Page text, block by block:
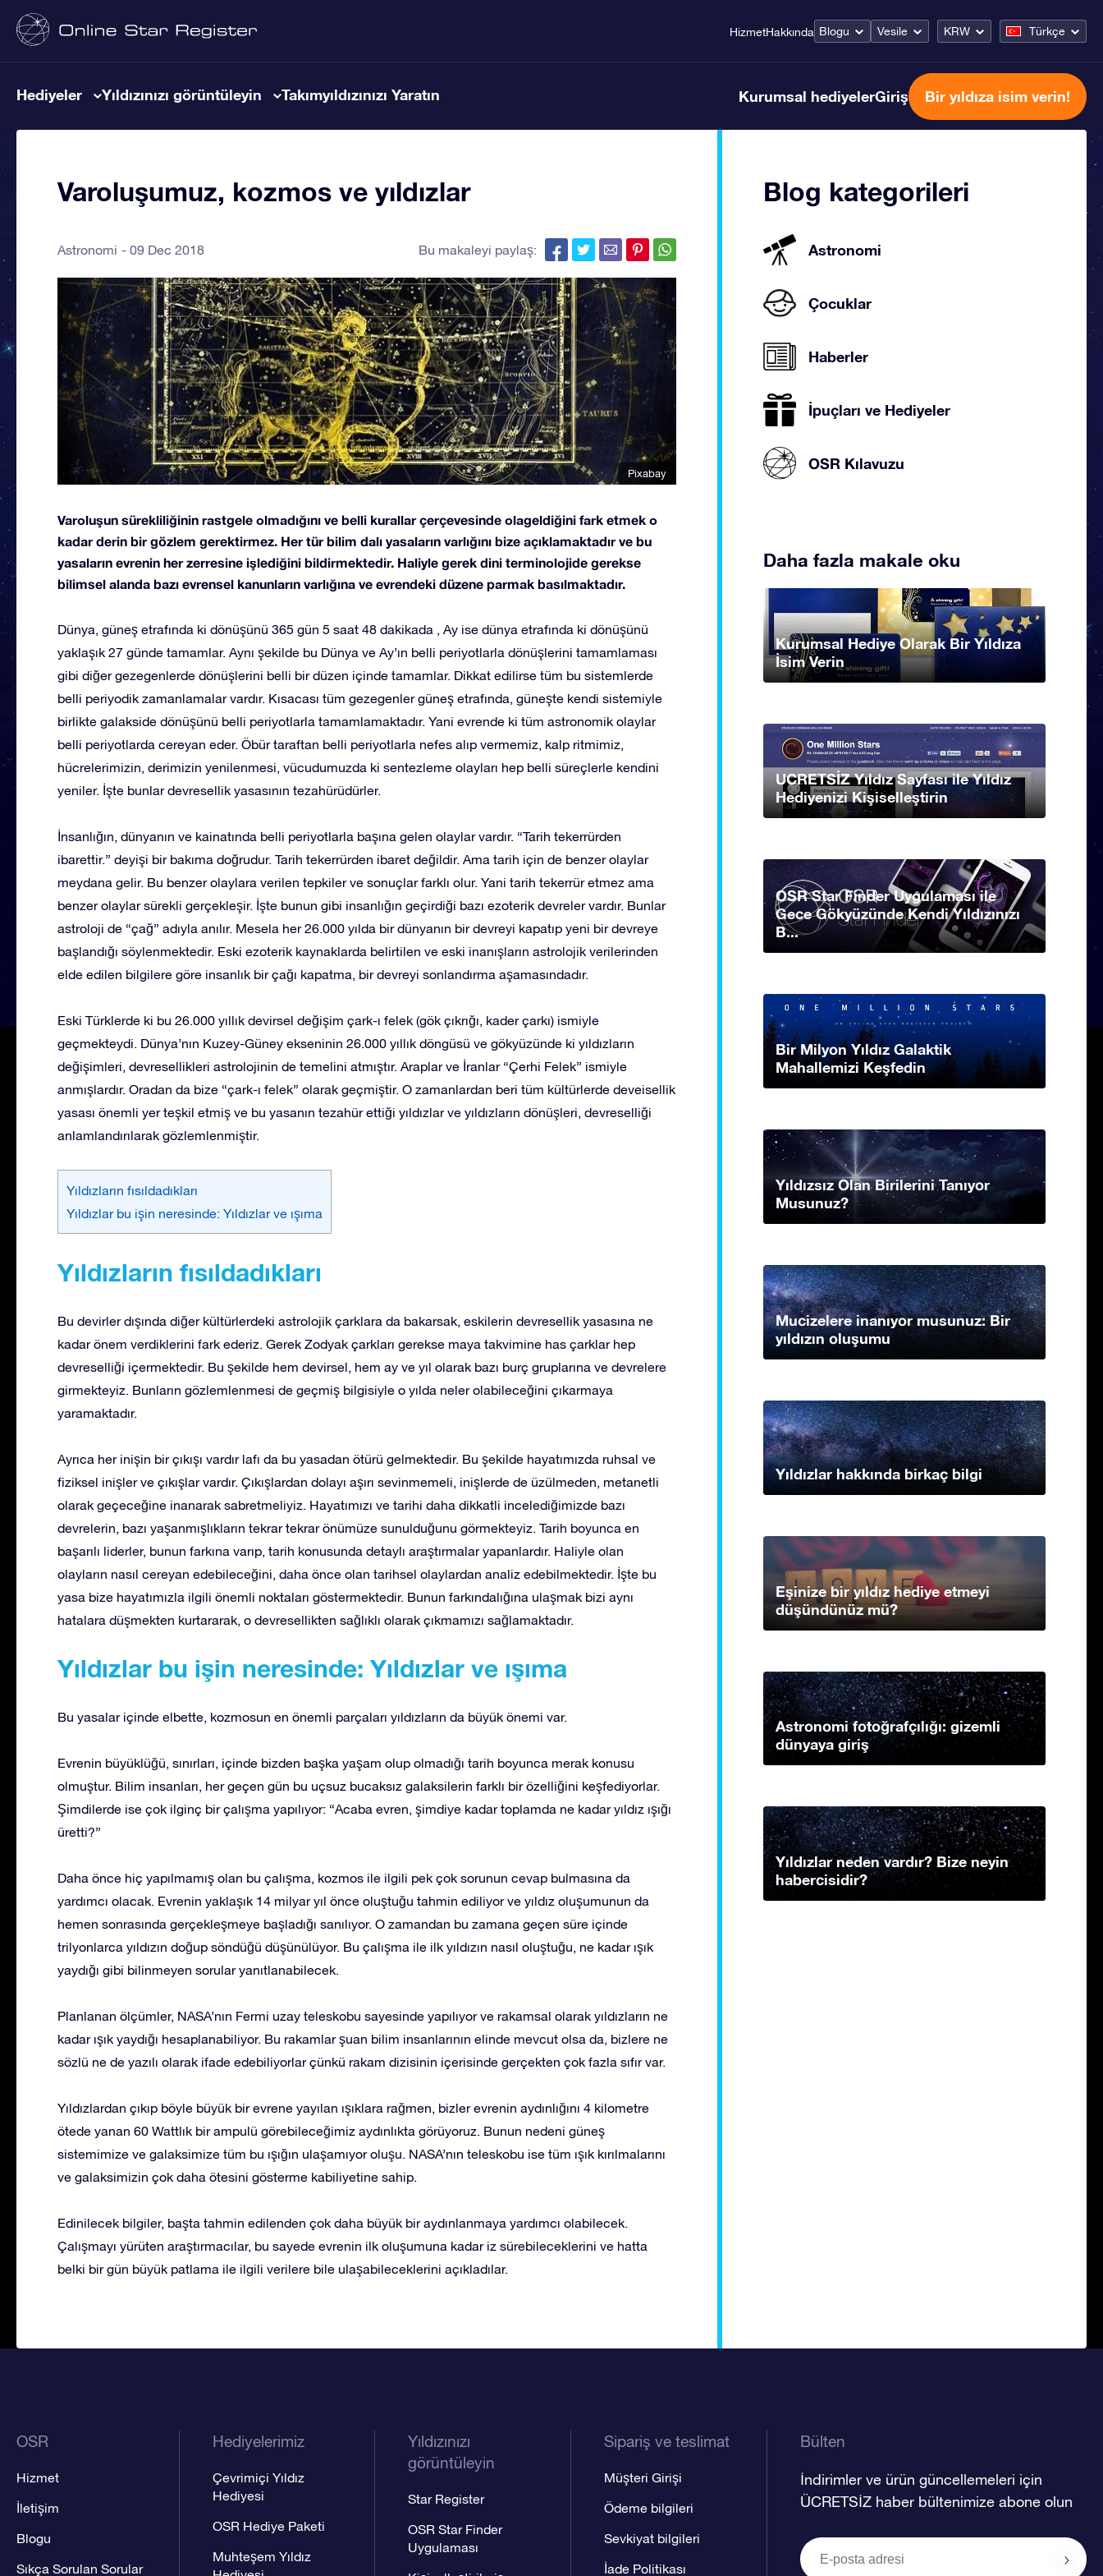
HizmetHakkında Blogu Vesile KRW Türkçe
Hediyeler Yıldızınızı görüntüleyin Takımyıldızınızı Yaratın Kurumsal hediyelerGiriş Bir yıldıza isim verin!
Varoluşumuz, kozmos ve yıldızlar
Astronomi 09 Dec 2018 Bu makaleyi paylaş:
Pixabay
Varoluşun sürekliliğinin rastgele olmadığını ve belli kurallar çerçevesinde olageldiğini fark etmek o
kadar derin bir gözlem gerektirmez. Her tür bilim dalı yasaların varlığını bize açıklamaktadır ve bu
yasaların evrenin her zerresine işlediğini bildirmektedir. Haliyle gerek dini terminolojide gerekse
bilimsel alanda bazı evrensel kanunların varlığına ve evrendeki düzene parmak basılmaktadır.
Dünya, güneş etrafında ki dönüşünü 365 gün 5 saat 48 dakikada , Ay ise dünya etrafında ki dönüşünü
yaklaşık 27 günde tamamlar. Aynı şekilde bu Dünya ve Ay’ın belli periyotlarla dönüşlerini tamamlaması
gibi diğer gezegenlerde dönüşlerini belli bir düzen içinde tamamlar. Dikkat edilirse tüm bu sistemlerde
belli periyodik zamanlamalar vardır. Kısacası tüm gezegenler güneş etrafında, güneşte kendi sistemiyle
birlikte galakside dönüşünü belli periyotlarla tamamlamaktadır. Yani evrende ki tüm astronomik olaylar
belli periyotlarda cereyan eder. Öbür taraftan belli periyotlarla nefes alıp vermemiz, kalp ritmimiz,
hücrelerimizin, derimizin yenilenmesi, vücudumuzda ki sentezleme olayları hep belli süreçlerle kendini
yeniler. İşte bunlar devresellik yasasının tezahürüdürler.
İnsanlığın, dünyanın ve kainatında belli periyotlarla başına gelen olaylar vardır. “Tarih tekerrürden
ibarettir.” deyişi bir bakıma doğrudur. Tarih tekerrürden ibaret değildir. Ama tarih için de benzer olaylar
meydana gelir. Bu benzer olaylara verilen tepkiler ve sonuçlar farklı olur. Yani tarih tekerrür etmez ama
benzer olaylar sürekli gerçekleşir. İşte bunun gibi insanlığın geçirdiği bazı ezoterik devreler vardır. Bunlar
astroloji de “çağ” adıyla anılır. Mesela her 26.000 yılda bir dünyanın bir devreyi kapatıp yeni bir devreye
başlandığı söylenmektedir. Eski ezoterik kaynaklarda belirtilen ve eski inanışların astrolojik verilerinden
elde edilen bilgilere göre insanlık bir çağı kapatma, bir devreyi sonlandırma aşamasındadır.
Eski Türklerde ki bu 26.000 yıllık devirsel değişim çark-ı felek (gök çıkrığı, kader çarkı) ismiyle
geçmekteydi. Dünya’nın Kuzey-Güney ekseninin 26.000 yıllık döngüsü ve gökyüzünde ki yıldızların
değişimleri, devresellikleri astrolojinin de temelini atmıştır. Araplar ve İranlar “Çerhi Felek” ismiyle
anmışlardır. Oradan da bize “çark-ı felek” olarak geçmiştir. O zamanlardan beri tüm kültürlerde deveisellik
yasası önemli yer teşkil etmiş ve bu yasanın tezahür ettiği yıldızlar ve yıldızların dönüşleri, devreselliği
anlamlandırılarak gözlemlenmiştir.
Yıldızların fısıldadıkları
Yıldızlar bu işin neresinde: Yıldızlar ve ışıma
Yıldızların fısıldadıkları
Bu devirler dışında diğer kültürlerdeki astrolojik çarklara da bakarsak, eskilerin devresellik yasasına ne
kadar önem verdiklerini fark ederiz. Gerek Zodyak çarkları gerekse maya takvimine has çarklar hep
devreselliği içermektedir. Bu şekilde hem devirsel, hem ay ve yıl olarak bazı burç gruplarına ve devrelere
girmekteyiz. Bunların gözlemlenmesi de geçmiş bilgisiyle o yılda neler olabileceğini çıkarmaya
yaramaktadır.
Ayrıca her inişin bir çıkışı vardır lafı da bu yasadan ötürü gelmektedir. Bu şekilde hayatımızda ruhsal ve
fiziksel inişler ve çıkışlar vardır. Çıkışlardan dolayı aşırı sevinmemeli, inişlerde de üzülmeden, metanetli
olarak geçeceğine inanarak sabretmeliyiz. Hayatımızı ve tarihi daha dikkatli incelediğimizde bazı
devrelerin, bazı yaşanmışlıkların tekrar tekrar önümüze sunulduğunu görmekteyiz. Tarih boyunca en
başarılı liderler, bunun farkına varıp, tarih konusunda detaylı araştırmalar yapanlardır. Haliyle olan
olayların nasıl cereyan edebileceğini, daha önce olan tarihsel olaylardan analiz edebilmektedir. İşte bu
yasa bize hayatımızla ilgili önemli noktaları göstermektedir. Bunun farkındalığına ulaşmak bizi aynı
hatalara düşmekten kurtararak, o devresellikten sağlıklı olarak çıkmamızı sağlamaktadır.
Yıldızlar bu işin neresinde: Yıldızlar ve ışıma
Bu yasalar içinde elbette, kozmosun en önemli parçaları yıldızların da büyük önemi var.
Evrenin büyüklüğü, sınırları, içinde bizden başka yaşam olup olmadığı tarih boyunca merak konusu
olmuştur. Bilim insanları, her geçen gün bu uçsuz bucaksız galaksilerin farklı bir özelliğini keşfediyorlar.
Şimdilerde ise çok ilginç bir çalışma yapılıyor: “Acaba evren, şimdiye kadar toplamda ne kadar yıldız ışığı
üretti?”
Daha önce hiç yapılmamış olan bu çalışma, kozmos ile ilgili pek çok sorunun cevap bulmasına da
yardımcı olacak. Evrenin yaklaşık 14 milyar yıl önce oluştuğu tahmin ediliyor ve yıldız oluşumunun da
hemen sonrasında gerçekleşmeye başladığı sanılıyor. O zamandan bu zamana geçen süre içinde
trilyonlarca yıldızın doğup söndüğü düşünülüyor. Bu çalışma ile ilk yıldızın nasıl oluştuğu, ne kadar ışık
yaydığı gibi bilinmeyen sorular yanıtlanabilecek.
Planlanan ölçümler, NASA’nın Fermi uzay teleskobu sayesinde yapılıyor ve rakamsal olarak yıldızların ne
kadar ışık yaydığı hesaplanabiliyor. Bu rakamlar şuan bilim insanlarının elinde mevcut olsa da, bizlere ne
sözlü ne de yazılı olarak ifade edebiliyorlar çünkü rakam dizisinin içerisinde gerçekten çok fazla sıfır var.
Yıldızlardan çıkıp böyle büyük bir evrene yayılan ışıklara rağmen, bizler evrenin aydınlığını 4 kilometre
ötede yanan 60 Wattlık bir ampulü görebileceğimiz aydınlıkta görüyoruz. Bunun nedeni güneş
sistemimize ve galaksimize tüm bu ışığın ulaşamıyor oluşu. NASA’nın teleskobu ise tüm ışık kırılmalarını
ve galaksimizin çok daha ötesini gösterme kabiliyetine sahip.
Edinilecek bilgiler, başta tahmin edilenden çok daha büyük bir aydınlanmaya yardımcı olabilecek.
Çalışmayı yürüten araştırmacılar, bu sayede evrenin ilk oluşumuna kadar iz sürebileceklerini ve hatta
belki bir gün büyük patlama ile ilgili verilere bile ulaşabileceklerini açıkladılar.
Blog kategorileri
Astronomi
Çocuklar
Haberler
İpuçları ve Hediyeler
OSR Kılavuzu
Daha fazla makale oku
Kurumsal Hediye Olarak Bir Yıldıza
İsim Verin
UCRETSİZ Yıldız Sayfası ile Yıldız
Hediyenizi Kişiselleştirin
OSR Star Finder Uygulaması ile
Gece Gökyüzünde Kendi Yıldızınızı
B...
Bir Milyon Yıldız Galaktik
Mahallemizi Keşfedin
Yıldızsız Olan Birilerini Tanıyor
Musunuz?
Mucizelere inanıyor musunuz: Bir
yıldızın oluşumu
Yıldızlar hakkında birkaç bilgi
Eşinize bir yıldız hediye etmeyi
düşündünüz mü?
Astronomi fotoğrafçılığı: gizemli
dünyaya giriş
Yıldızlar neden vardır? Bize neyin
habercisidir?
OSR
Hizmet
İletişim
Blogu
Sıkça Sorulan Sorular
Hediyelerimiz
Çevrimiçi Yıldız
Hediyesi
OSR Hediye Paketi
Muhteşem Yıldız
Yıldızınızı
görüntüleyin
Star Register
OSR Star Finder
Uygulaması
Sipariş ve teslimat
Müşteri Girişi
Ödeme bilgileri
Sevkiyat bilgileri
İade Politikası
Bülten
İndirimler ve ürün güncellemeleri için
ÜCRETSİZ haber bültenimize abone olun